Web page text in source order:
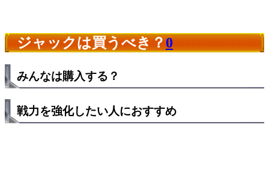
ジャックは買うべき？0
みんなは購入する？
戦力を強化したい人におすすめ